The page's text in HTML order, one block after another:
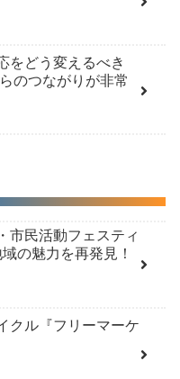
をどう変えるべき
のつながりが非常
市民活動フェスティ
の魅力を再発見！
クル『フリーマーケ